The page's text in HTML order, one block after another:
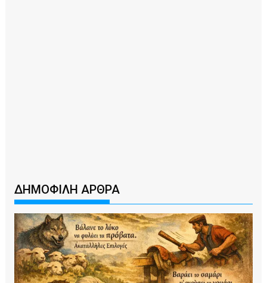
ΔΗΜΟΦΙΛΗ ΑΡΘΡΑ